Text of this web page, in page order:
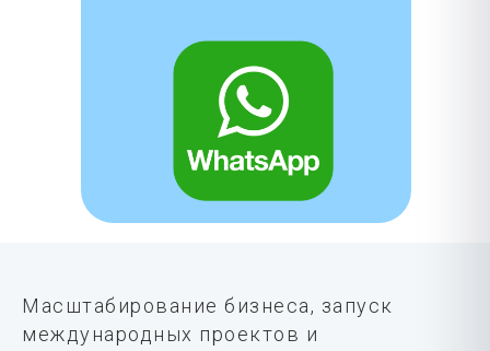
Масштабирование бизнеса, запуск
международных проектов и